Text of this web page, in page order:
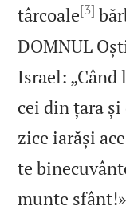
târcoale[3]
DOMNUL
Israel:
cei din țara
zice iarăși
te
munte sfânt!»